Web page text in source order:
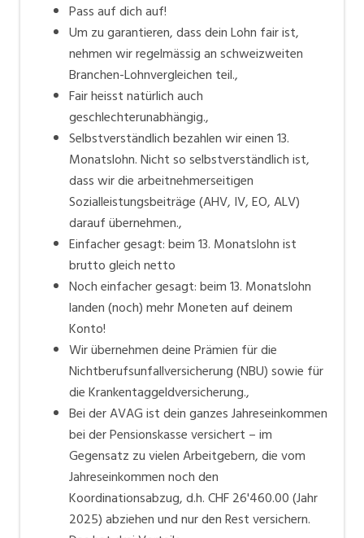
Pass auf dich auf!
Um zu garantieren, dass dein Lohn fair ist,
nehmen wir regelmässig an schweizweiten
Branchen-Lohnvergleichen teil.,
Fair heisst natürlich auch
geschlechterunabhängig.,
Selbstverständlich bezahlen wir einen 13.
Monatslohn. Nicht so selbstverständlich ist,
dass wir die arbeitnehmerseitigen
Sozialleistungsbeiträge (AHV, IV, EO, ALV)
darauf übernehmen.,
Einfacher gesagt: beim 13. Monatslohn ist
brutto gleich netto
Noch einfacher gesagt: beim 13. Monatslohn
landen (noch) mehr Moneten auf deinem
Konto!
Wir übernehmen deine Prämien für die
Nichtberufsunfallversicherung (NBU) sowie für
die Krankentaggeldversicherung.,
Bei der AVAG ist dein ganzes Jahreseinkommen
bei der Pensionskasse versichert – im
Gegensatz zu vielen Arbeitgebern, die vom
Jahreseinkommen noch den
Koordinationsabzug, d.h. CHF 26'460.00 (Jahr
2025) abziehen und nur den Rest versichern.